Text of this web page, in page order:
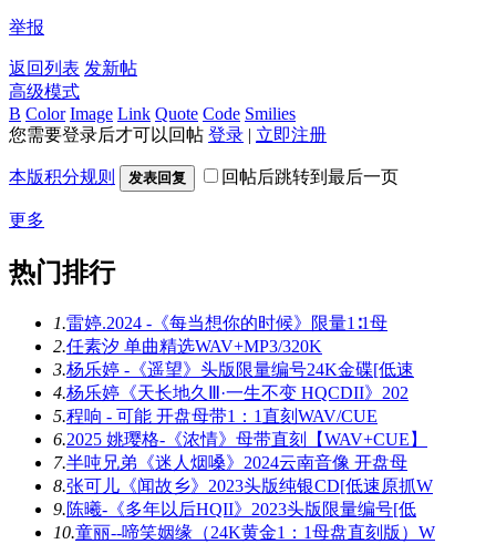
举报
返回列表 发新帖
高级模式
B Color Image Link Quote Code Smilies
您需要登录后才可以回帖 登录 | 立即注册
本版积分规则 发表回复 回帖后跳转到最后一页
更多
热门排行
1.雷婷.2024 -《每当想你的时候》限量1∶1母
2.任素汐 单曲精选WAV+MP3/320K
3.杨乐婷 -《遥望》头版限量编号24K金碟[低速
4.杨乐婷《天长地久Ⅲ·一生不变 HQCDII》202
5.程响 - 可能 开盘母带1：1直刻WAV/CUE
6.2025 姚璎格-《浓情》母带直刻【WAV+CUE】
7.半吨兄弟《迷人烟嗓》2024云南音像 开盘母
8.张可儿《闻故乡》2023头版纯银CD[低速原抓W
9.陈曦-《多年以后HQII》2023头版限量编号[低
10.童丽--啼笑姻缘（24K黄金1：1母盘直刻版）W